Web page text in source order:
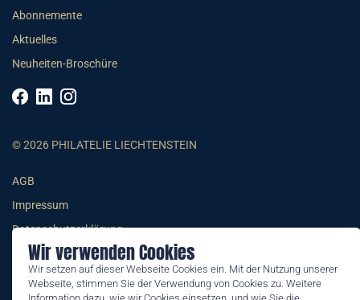
Wir verwenden Cookies
Wir setzen auf dieser Webseite Cookies ein. Mit der Nutzung unserer
Webseite, stimmen Sie der Verwendung von Cookies zu. Weitere
Abonnemente
Aktuelles
Neuheiten-Broschüre
© 2026 PHILATELIE LIECHTENSTEIN
AGB
Impressum
Datenschutzerklärung